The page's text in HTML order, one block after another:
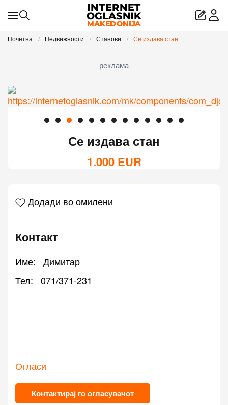
Skip to main content
Почетна Недвижности Станови Се издава стан
реклама
Се издава стан
1.000 EUR
Додади во омилени
Контакт
Име:
Димитар
Тел:
071/371-231
Огласи
Контактирај го огласувачот